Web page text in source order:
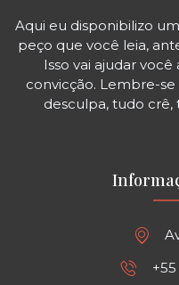
Aqui eu disponibilizo
peço que você leia,
Isso vai ajudar
convicção. Lembre-
desculpa, tudo crê,
+55